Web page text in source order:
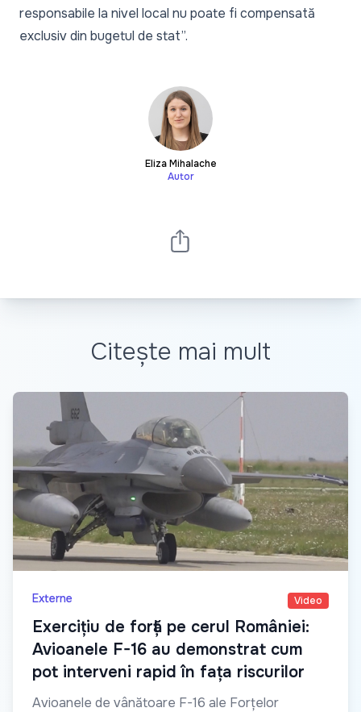
responsabile la nivel local nu poate fi compensată
exclusiv din bugetul de stat”.
Eliza Mihalache
Autor
Citește mai mult
Externe Video
Exercițiu de forță pe cerul României:
Avioanele F-16 au demonstrat cum
pot interveni rapid în fața riscurilor
Avioanele de vânătoare F-16 ale Forțelor